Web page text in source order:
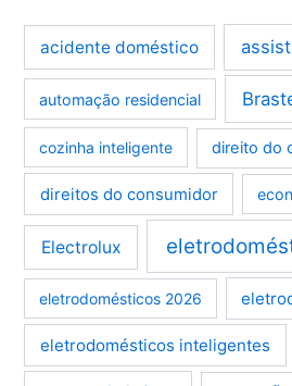
acidente doméstico
automação residencial
cozinha inteligente direito do
direitos do consumidor
Electrolux
eletrodomésticos 2026
eletrodomésticos inteligentes